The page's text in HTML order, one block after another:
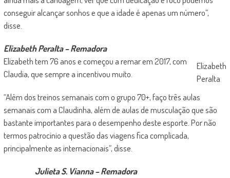
conseguir alcançar sonhos e que a idade é apenas um número”,
disse.
Elizabeth
Peralta
Elizabeth Peralta – Remadora
Elizabeth tem 76 anos e começou a remar em 2017, com
Claudia, que sempre a incentivou muito.
“Além dos treinos semanais com o grupo 70+, faço três aulas
semanais com a Claudinha, além de aulas de musculação que são
bastante importantes para o desempenho deste esporte. Por não
termos patrocínio a questão das viagens fica complicada,
principalmente as internacionais”, disse.
Julieta S. Vianna – Remadora